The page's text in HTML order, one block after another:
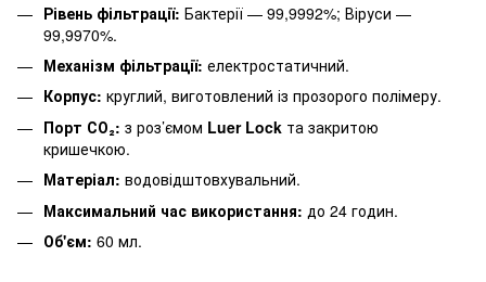
Рівень фільтрації: Бактерії — 99,9992%; Віруси —
99,9970%.
Механізм фільтрації: електростатичний.
Корпус: круглий, виготовлений із прозорого полімеру.
Порт СО₂: з роз’ємом Luer Lock та закритою
кришечкою.
Матеріал: водовідштовхувальний.
Максимальний час використання: до 24 годин.
Об'єм: 60 мл.